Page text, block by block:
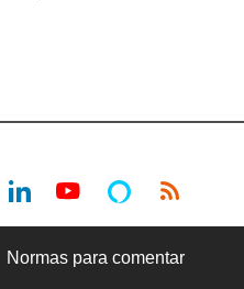
Normas para comentar